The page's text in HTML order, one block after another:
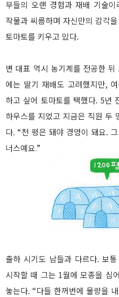
부들의 오랜 경험과 재배 기술
작물과 씨름하며 자신만의 감각
토마토를 키우고 있다.
변 대표 역시 농기계를 전공한
에는 딸기 재배도 고려했지만,
하고 싶어 토마토를 택했다. 5년
하우스를 지었고 지금은 직원 두
다.“천 평은 돼야 경영이 돼요.
너스예요.”
출하 시기도 남들과 다르다. 보
시작할 때 그는 1월에 모종을 심
놓는다. “다들 한꺼번에 물량을